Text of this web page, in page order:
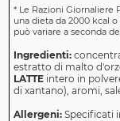
*Le Razioni Giornaliere
una dieta da 2000 kcal
può variare a seconda
Ingredienti:
estratto di malto
LATTEintero in
di xantano), aromi,
Allergeni: Specificati